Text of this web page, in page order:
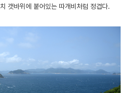
갯바위에 붙어있는 따개비처럼 정겹다.